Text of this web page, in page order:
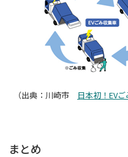
（出典：川崎市 日本初！EVご
まとめ